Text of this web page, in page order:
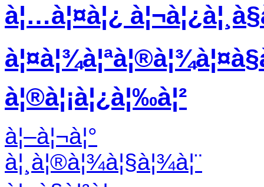
à¦…à¦¤à¦¿
à¦®à¦¡à¦¿à¦‰à¦²
à¦–à¦¬à¦°
à¦¸à¦®à¦¾à¦§à¦¾à¦¨